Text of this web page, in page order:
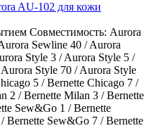
AU-102 для кожи
Совместимость: Aurora
Sewline 40 / Aurora
Style 3 / Aurora Style 5 /
Style 70 / Aurora Style
5 / Bernette Chicago 7 /
2 / Bernette Milan 3 / Bernette
Sew&Go 1 / Bernette
Bernette Sew&Go 7 / Bernette